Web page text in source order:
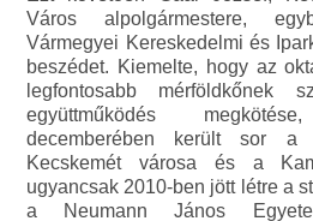
Város alpolgármestere,
Vármegyei Kereskedelmi és
beszédet. Kiemelte, hogy az
legfontosabb mérföldkőnek
együttműködés
decemberében került sor a
Kecskemét városa és a
ugyancsak 2010-ben jött létre a
a Neumann János